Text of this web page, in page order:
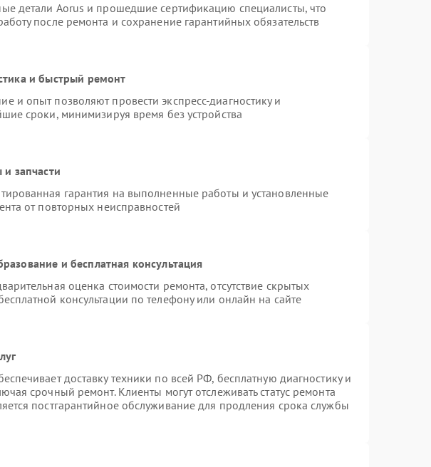
детали Aorus и прошедшие сертификацию специалисты, что
после ремонта и сохранение гарантийных обязательств
и быстрый ремонт
и опыт позволяют провести экспресс-диагностику и
сроки, минимизируя время без устройства
и запчасти
гарантия на выполненные работы и установленные
от повторных неисправностей
и бесплатная консультация
оценка стоимости ремонта, отсутствие скрытых
консультации по телефону или онлайн на сайте
доставку техники по всей РФ, бесплатную диагностику и
срочный ремонт. Клиенты могут отслеживать статус ремонта
постгарантийное обслуживание для продления срока службы